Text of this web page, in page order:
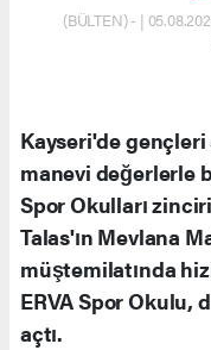
(BÜLTEN) - |
Kayseri'de
manevi değerlerle
Spor Okulları
Talas'ın Mevlana
müştemilatında
ERVA Spor Okulu,
açtı.